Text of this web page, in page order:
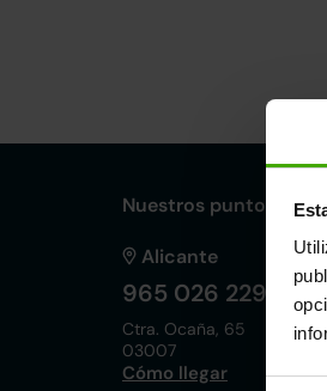
Nuestros puntos de
Alicante
965 026 229
Ctra. Ocaña, 65
03007
Cómo llegar